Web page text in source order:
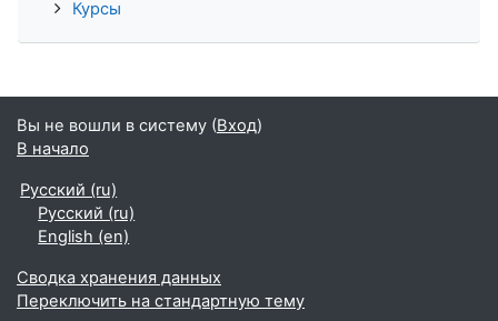
Курсы
Вы не вошли в систему (Вход)
В начало
Русский ‎(ru)‎
Русский ‎(ru)‎
English ‎(en)‎
Сводка хранения данных
Переключить на стандартную тему